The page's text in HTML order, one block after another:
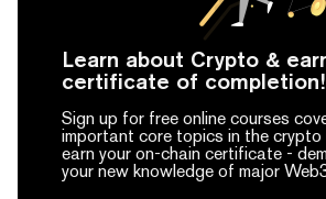
Learn about Crypto &
certificate of completion!
Sign up for free online courses
important core topics in the crypto
earn your on-chain certificate -
your new knowledge of major